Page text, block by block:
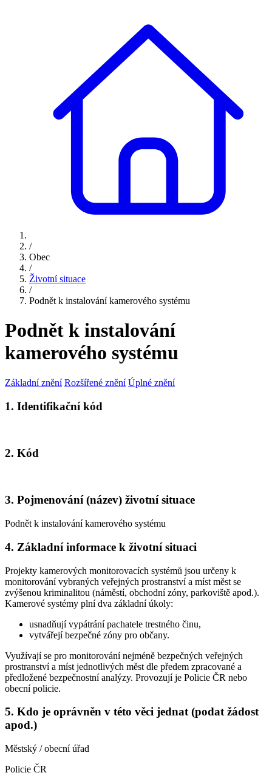
/
Obec
/
Životní situace
/
Podnět k instalování kamerového systému
Podnět k instalování
kamerového systému
Základní znění Rozšířené znění Úplné znění
1. Identifikační kód
2. Kód
3. Pojmenování (název) životní situace
Podnět k instalování kamerového systému
4. Základní informace k životní situaci
Projekty kamerových monitorovacích systémů jsou určeny k
monitorování vybraných veřejných prostranství a míst měst se
zvýšenou kriminalitou (náměstí, obchodní zóny, parkoviště apod.).
Kamerové systémy plní dva základní úkoly:
usnadňují vypátrání pachatele trestného činu,
vytvářejí bezpečné zóny pro občany.
Využívají se pro monitorování nejméně bezpečných veřejných
prostranství a míst jednotlivých měst dle předem zpracované a
předložené bezpečnostní analýzy. Provozují je Policie ČR nebo
obecní policie.
5. Kdo je oprávněn v této věci jednat (podat žádost
apod.)
Městský / obecní úřad
Policie ČR